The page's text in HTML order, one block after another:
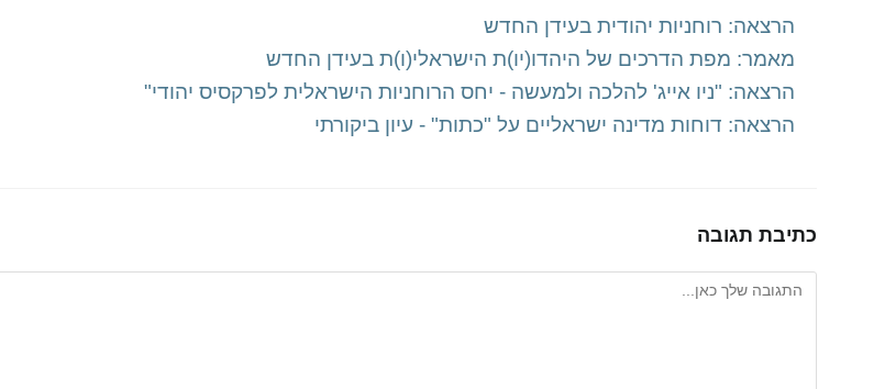
הרצאה: רוחניות יהודית בעידן החדש
מאמר: מפת הדרכים של היהדו(יו)ת הישראלי(ו)ת בעידן החדש
הרצאה: "ניו אייג' להלכה ולמעשה - יחס הרוחניות הישראלית לפרקסיס יהודי"
הרצאה: דוחות מדינה ישראליים על "כתות" - עיון ביקורתי
כתיבת תגובה